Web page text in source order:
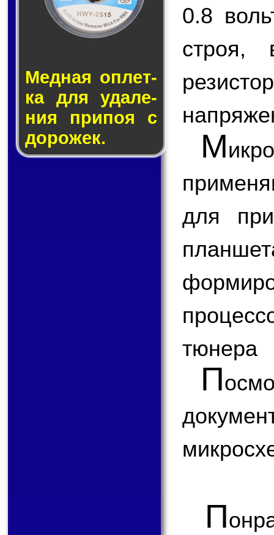
Медная оп­лет­
ка для уда­ле­
ния при­поя с
до­ро­жек.
0.8
строя,
М
для
тюнера
П
П